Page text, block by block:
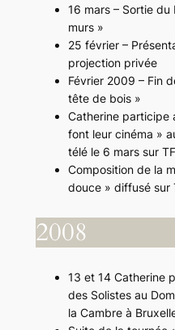
16 mars – Sortie du
murs »
25 février –
projection privée
Février 2009 – Fin
tête de bois »
Catherine participe
font leur cinéma »
télé le 6 mars sur
Composition de la
douce » diffusé sur
2008
13 et 14 Catherine
des Solistes au
la Cambre à